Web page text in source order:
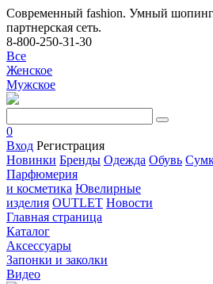
Современный fashion. Умный
партнерская сеть.
8-800-250-31-30
Все
Женское
Мужское
0
Вход Регистрация
Новинки Бренды Одежда Обувь
Парфюмерия
и косметика Ювелирные
изделия OUTLET Новости
Главная страница
Каталог
Аксессуары
Запонки и заколки
Видео